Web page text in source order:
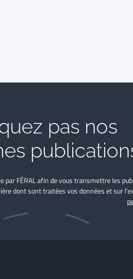
pas nos
par FÉRAL afin de vous transmettre les
dont sont traitées vos données et sur